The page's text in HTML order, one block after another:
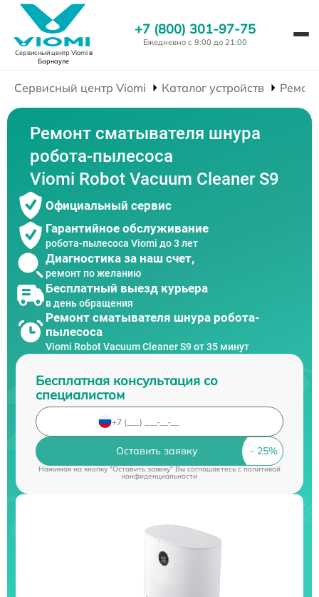
Сервисный центр Viomiв
Барнауле
+7 (800) 301-97-75
Ежедневно с 9:00 до 21:00
Сервисный центр Viomi Каталог устройств
Ремонт сматывателя шнура
робота-пылесоса
Viomi Robot Vacuum Cleaner S9
Официальный сервис
Гарантийное обслуживание
робота-пылесоса Viomi до 3 лет
Диагностика за наш счет,
ремонт по желанию
Бесплатный выезд курьера
в день обращения
Ремонт сматывателя шнура робота-
пылесоса
Viomi Robot Vacuum Cleaner S9 от 35 минут
Бесплатная консультация со
специалистом
Оставить заявку
Нажимая на кнопку "Оставить заявку" Вы соглашаетесь cполитикой
конфиденциальности